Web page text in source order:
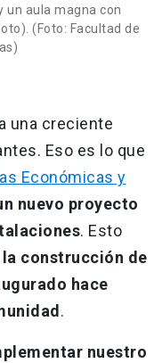
un aula magna con
(Foto: Facultad de
una creciente
Eso es lo que
Económicas y
nuevo proyecto
. Esto
la construcción de
hace
.
nuestro